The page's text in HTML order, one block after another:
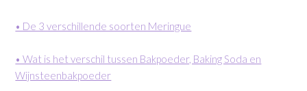
• De 3 verschillende soorten Meringue
• Wat is het verschil tussen Bakpoeder, Baking Soda en
Wijnsteenbakpoeder